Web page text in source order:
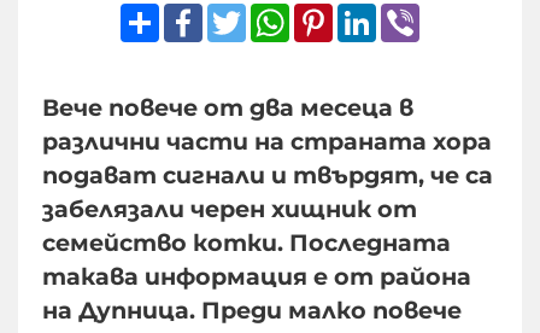
ShareFacebook
TwitterWhatsApp
Pinterest
LinkedIn
Вече повече от два месеца в
различни части на страната хора
подават сигнали и твърдят, че са
забелязали черен хищник от
семейство котки. Последната
такава информация е от района
на Дупница. Преди малко повече